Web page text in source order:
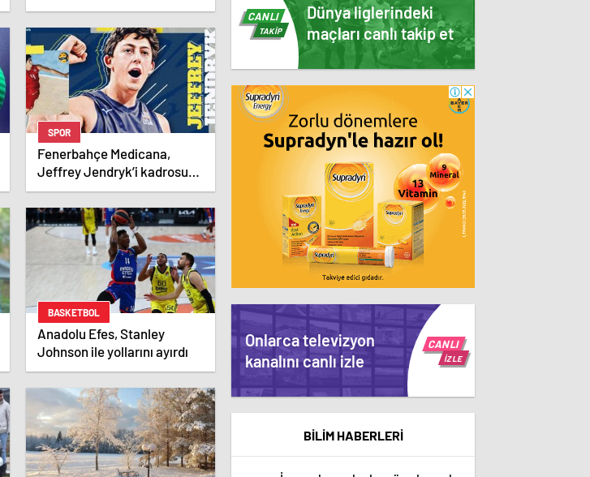
hakkı tanıdı
SPOR
Fenerbahçe Medicana,
Jeffrey Jendryk’i kadrosuna
kattı
BASKETBOL
Anadolu Efes, Stanley
Johnson ile yollarını ayırdı
Dünya liglerindeki
maçları canlı takip et
CANLI
TAKİP
Onlarca televizyon
kanalını canlı izle
CANLI
İZLE
BİLİM HABERLERİ